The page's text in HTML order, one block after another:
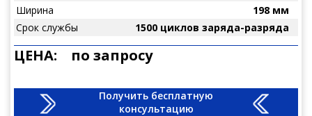
Ширина
198 мм
Срок службы
1500 циклов заряда-разряда
ЦЕНА: по запросу
Получить бесплатную
консультацию